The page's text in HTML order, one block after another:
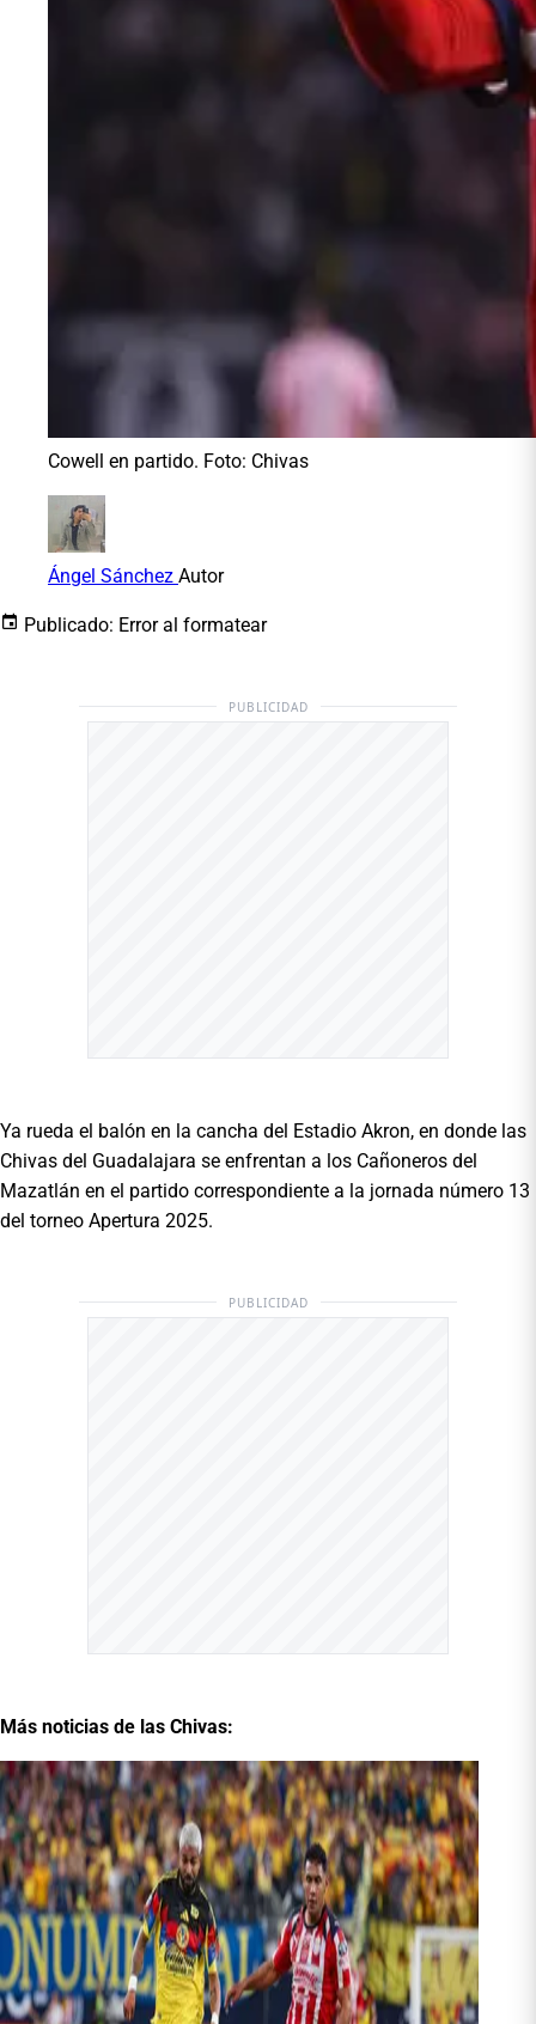
Cowell en partido. Foto: Chivas
Ángel Sánchez Autor
Publicado: Error al formatear
PUBLICIDAD
Ya rueda el balón en la cancha del Estadio Akron, en donde las
Chivas del Guadalajara se enfrentan a los Cañoneros del
Mazatlán en el partido correspondiente a la jornada número 13
del torneo Apertura 2025.
PUBLICIDAD
Más noticias de las Chivas: